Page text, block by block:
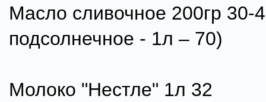
Масло сливочное 200гр 30-
подсолнечное - 1л – 70)
Молоко "Нестле" 1л 32